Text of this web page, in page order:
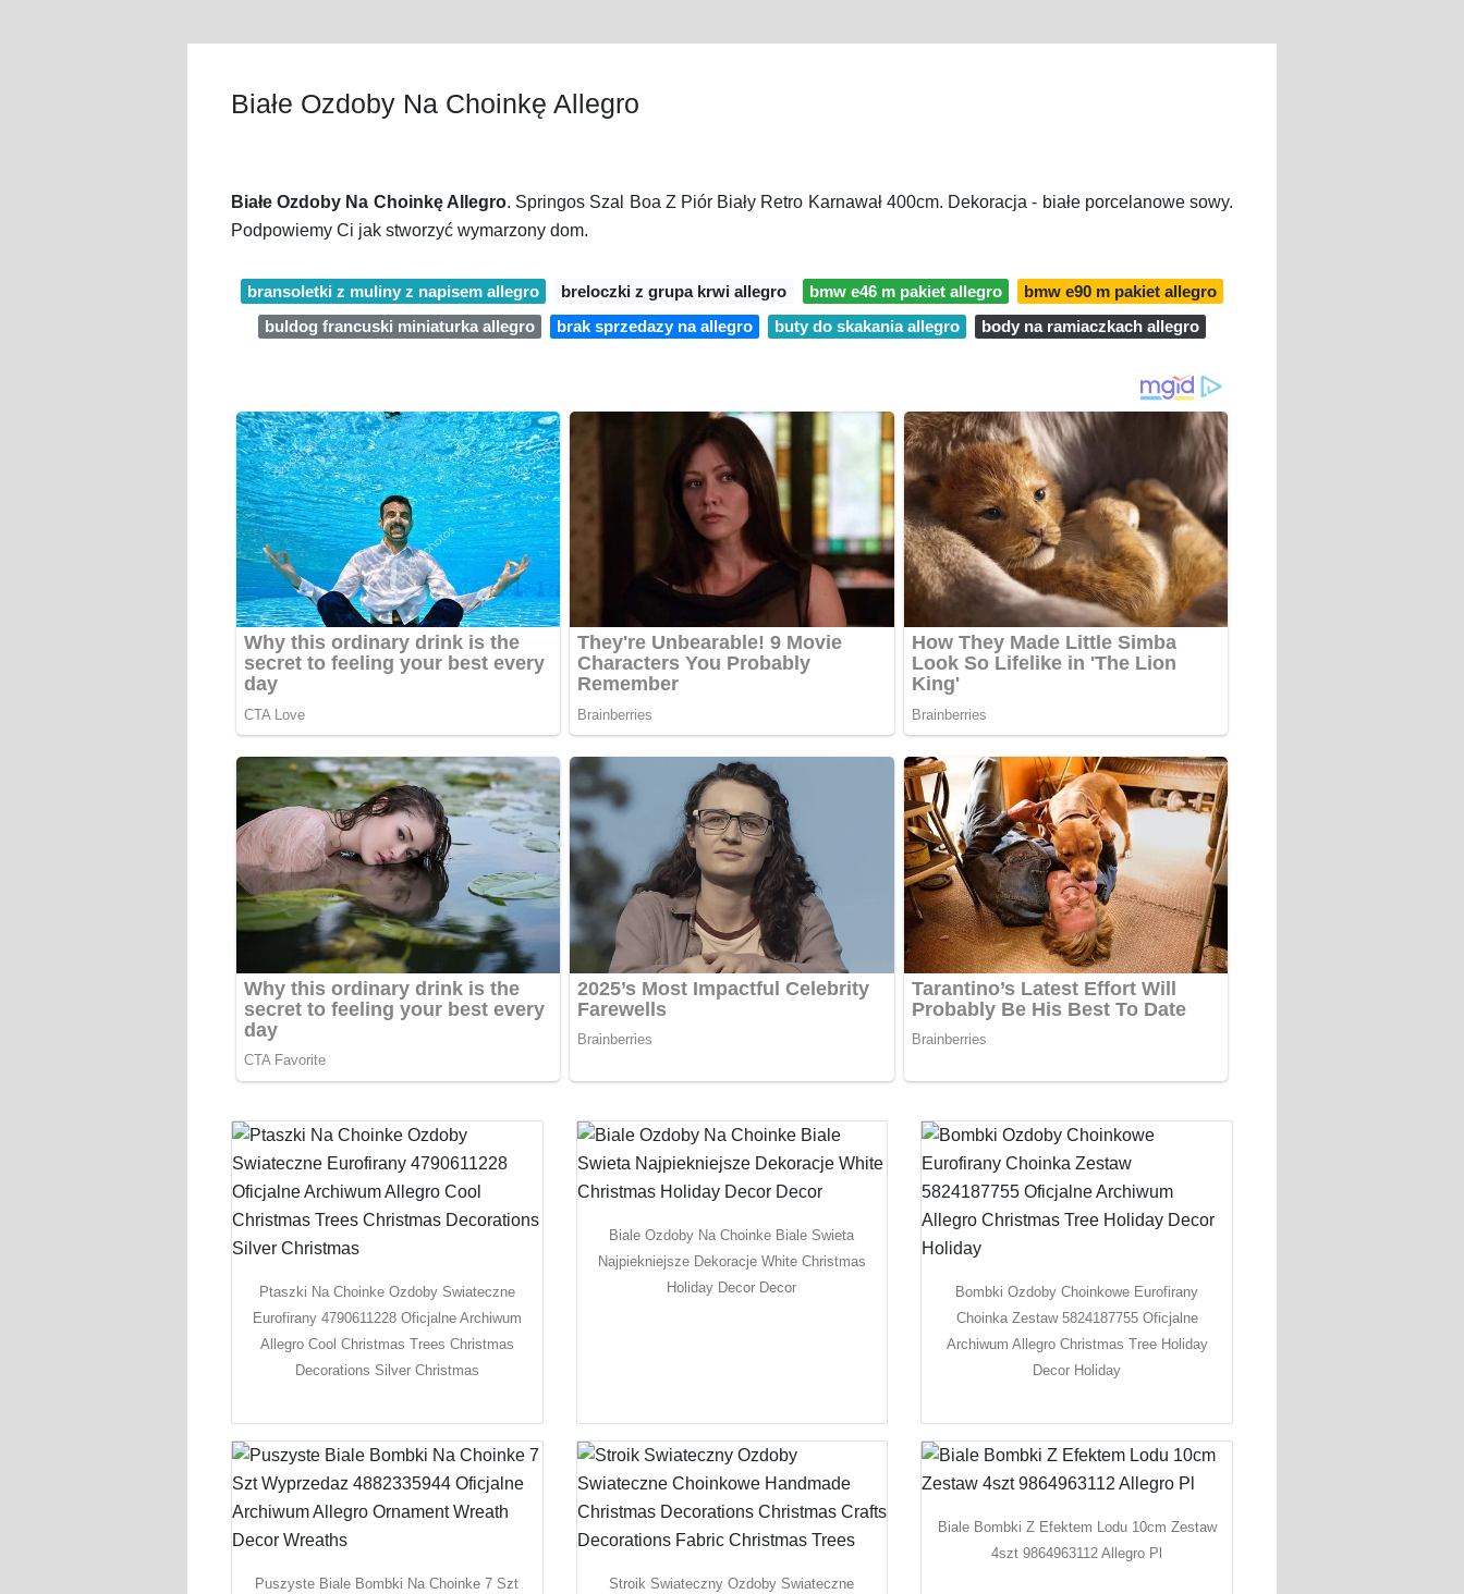
Białe Ozdoby Na Choinkę Allegro
Białe Ozdoby Na Choinkę Allegro. Springos Szal Boa Z Piór Biały Retro Karnawał 400cm. Dekoracja - białe porcelanowe sowy.
Podpowiemy Ci jak stworzyć wymarzony dom.
bransoletki z muliny z napisem allegro breloczki z grupa krwi allegro bmw e46 m pakiet allegro
bmw e90 m pakiet allegro
buldog francuski miniaturka allegro
brak sprzedazy na allegro buty do skakania allegro body na ramiaczkach allegro
Ptaszki Na Choinke Ozdoby Swiateczne
Eurofirany 4790611228 Oficjalne Archiwum
Allegro Cool Christmas Trees Christmas
Decorations Silver Christmas
Biale Ozdoby Na Choinke Biale Swieta
Najpiekniejsze Dekoracje White Christmas
Holiday Decor Decor
Bombki Ozdoby Choinkowe Eurofirany
Choinka Zestaw 5824187755 Oficjalne
Archiwum Allegro Christmas Tree Holiday
Decor Holiday
Puszyste Biale Bombki Na Choinke 7 Szt
Stroik Swiateczny Ozdoby Swiateczne
Biale Bombki Z Efektem Lodu 10cm Zestaw
4szt 9864963112 Allegro Pl